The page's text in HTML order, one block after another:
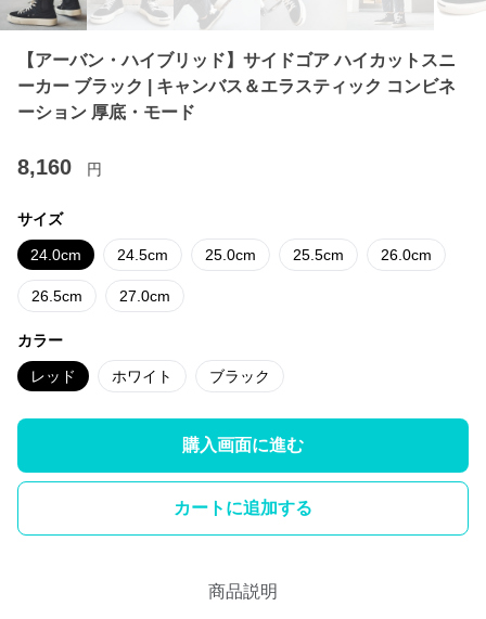
【アーバン・ハイブリッド】サイドゴア ハイカットスニ
ーカー ブラック | キャンバス＆エラスティック コンビネ
ーション 厚底・モード
8,160 円
サイズ
24.0cm 24.5cm 25.0cm 25.5cm 26.0cm
26.5cm 27.0cm
カラー
レッド ホワイト ブラック
購入画面に進む
カートに追加する
商品説明